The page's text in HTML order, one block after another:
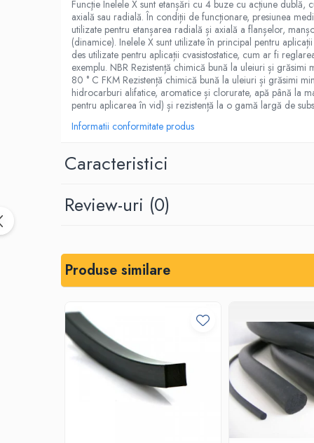
Placi din cauciuc spongios
EPDM Spongios
Placi din Marsit si Grafit
Marsit (clingherit)
Covoare cauciuc antiderapant
Covor din granule de cauciuc
Protectie la electrocutare
Carton electroizolant - Prespan
Adeziv lipire/reparare cauciuc
Benzi transportoare
Placa cauciucare tamburi
Bare de impact
Razuitoare lame zapada
Produse Siguranta Traficului
Funcţie Inelele X sunt etanșări cu 4 buze cu acțiune
axială sau radială. În condiții de funcționare, presiunea
utilizate pentru etanșarea radială și axială a flanșelor,
(dinamice). Inelele X sunt utilizate în principal pentru
des utilizate pentru aplicații cvasistostatice, cum ar fi
exemplu. NBR Rezistență chimică bună la uleiuri și
80 ° C FKM Rezistență chimică bună la uleiuri și grăsimi
hidrocarburi alifatice, aromatice și clorurate, apă până la
pentru aplicarea în vid) și rezistență la o gamă largă de
Informatii conformitate produs
Caracteristici
Review-uri (0)
Produse similare